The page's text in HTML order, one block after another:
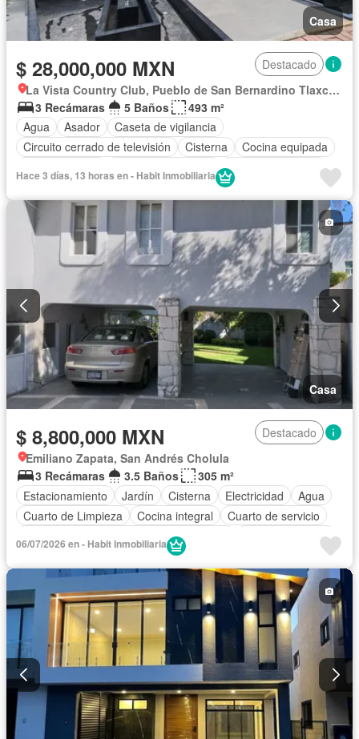
Casa
$ 28,000,000 MXN
Destacado
La Vista Country Club, Pueblo de San Bernardino Tlaxcalancingo
3 Recámaras
5 Baños
493 m²
Agua
Asador
Caseta de vigilancia
Circuito cerrado de televisión
Cisterna
Cocina equipada
Cuarto de servicio
Gas natural
Jardín
Recámara con closet
Seguridad
Terraza Wifi Sin amueblar
Hace 3 días, 13 horas en - Habit Inmobiliaria
Casa
$ 8,800,000 MXN
Destacado
Emiliano Zapata, San Andrés Cholula
3 Recámaras
3.5 Baños
305 m²
Estacionamiento
Jardín Cisterna Electricidad
Agua
Cuarto de Limpieza
Cocina integral
Cuarto de servicio
Acceso para personas con discapacidad
Cocina equipada
Circuito cerrado de televisión
Televisión por cable
Recámara con closet
Zonas verdes
Caseta de vigilancia
Sin amueblar
06/07/2026 en - Habit Inmobiliaria